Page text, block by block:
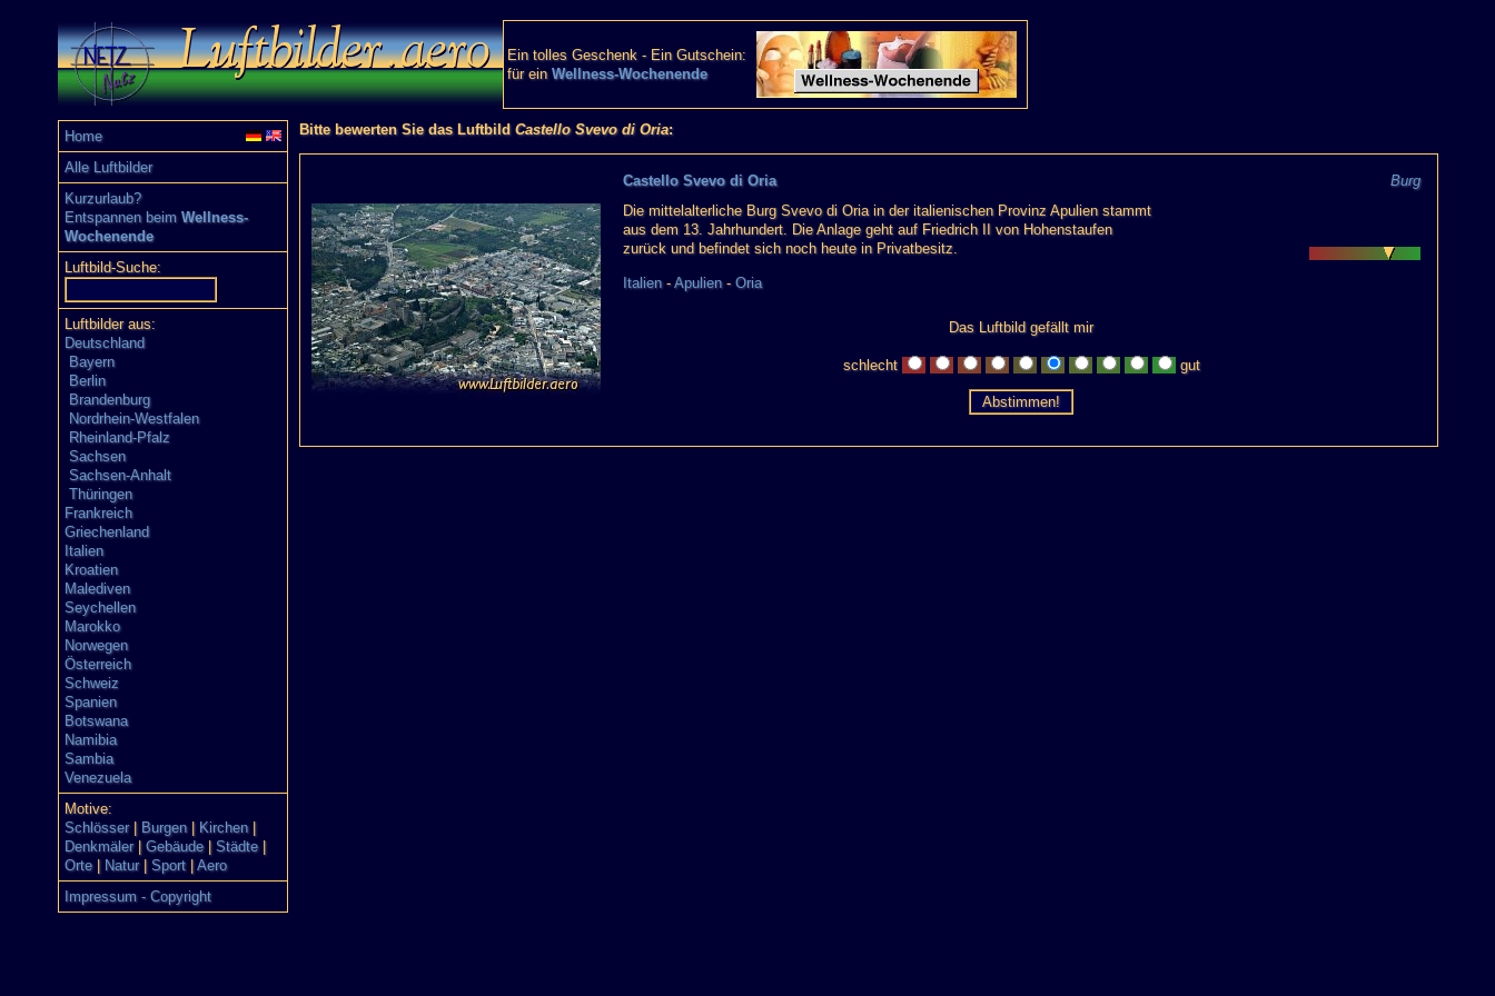
Ein tolles Geschenk - Ein Gutschein:
für ein Wellness-Wochenende
Home
Alle Luftbilder
Kurzurlaub?
Entspannen beim Wellness-
Wochenende
Luftbild-Suche:
Luftbilder aus:
Deutschland
Bayern
Berlin
Brandenburg
Nordrhein-Westfalen
Rheinland-Pfalz
Sachsen
Sachsen-Anhalt
Thüringen
Frankreich
Griechenland
Italien
Kroatien
Malediven
Seychellen
Marokko
Norwegen
Österreich
Schweiz
Spanien
Botswana
Namibia
Sambia
Venezuela
Motive:
Schlösser| Burgen| Kirchen|
Denkmäler| Gebäude| Städte|
Orte| Natur| Sport| Aero
Impressum - Copyright
Bitte bewerten Sie das Luftbild Castello Svevo di Oria:
Castello Svevo di Oria
Burg
Die mittelalterliche Burg Svevo di Oria in der italienischen Provinz Apulien stammt
aus dem 13. Jahrhundert. Die Anlage geht auf Friedrich II von Hohenstaufen
zurück und befindet sich noch heute in Privatbesitz.
Italien-Apulien- Oria
Das Luftbild gefällt mir
schlecht gut